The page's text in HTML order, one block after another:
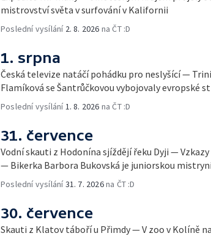
mistrovství světa v surfování v Kalifornii
Poslední vysílání 2. 8. 2026 na ČT :D
1. srpna
Česká televize natáčí pohádku pro neslyšící —
Flamíková se Šantrůčkovou vybojovaly evropské
Poslední vysílání1. 8. 2026 na ČT :D
31. července
Vodní skauti z Hodonína sjíždějí řeku Dyji —
— Bikerka Barbora Bukovská je juniorskou
Poslední vysílání31. 7. 2026na ČT :D
30. července
Skauti z Klatov táboří u Přimdy — V zoo v Kolíně